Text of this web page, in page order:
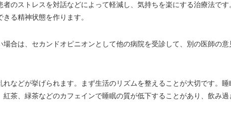
のストレスを対話などによって軽減し、気持ちを楽にする治療法で
る精神状態を作ります。
合は、セカンドオピニオンとして他の病院を受診して、別の医師の
などが挙げられます。まず生活のリズムを整えることが大切です。睡
茶、緑茶などのカフェインで睡眠の質が低下することがあり、飲み